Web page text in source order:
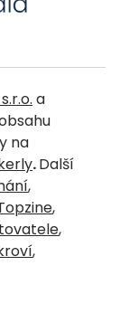
a
na
.Další
,
,
,
,